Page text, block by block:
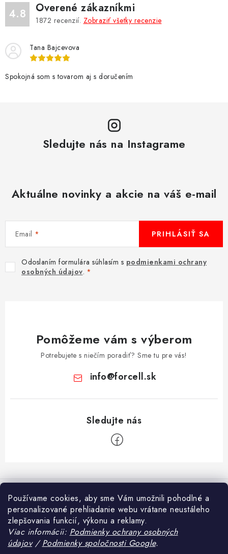
Používame cookies, aby sme Vám umožnili pohodlné a
personalizované prehliadanie webu vrátane neustáleho
zlepšovania funkcií, výkonu a reklamy.
Viac informácii: Podmienky ochrany osobných
údajov/Podmienky spoločnosti Google.
4.8 Overené zákazníkmi
1872 recenzií. Zobraziť všetky recenzie
Tana Bajcevova
Spokojná som s tovarom aj s doručením
Sledujte nás na Instagrame
Aktuálne novinky a akcie na váš e-mail
Email
Odoslaním formulára súhlasím s podmienkami ochrany
osobných údajov.
PRIHLÁSIŤ SA
Pomôžeme vám s výberom
Potrebujete s niečím poradiť? Sme tu pre vás!
info@forcell.sk
á
Informácie pre vás
Doprava a platba
Ako nakupovať
Obchodné podmienky
Prijímame online platby
Blog